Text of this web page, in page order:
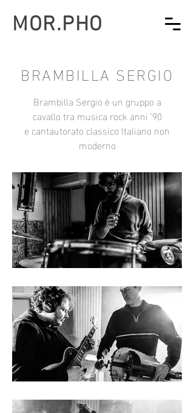
MOR.PHO
BRAMBILLA SERGIO
Brambilla Sergio è un gruppo a
cavallo tra musica rock anni '90
e cantautorato classico Italiano non
moderno